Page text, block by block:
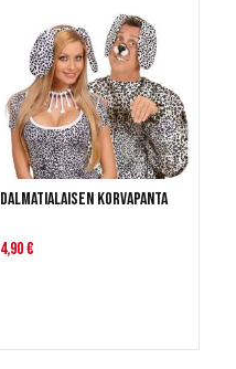
Dalmatialaisen korvapanta
4,90 €